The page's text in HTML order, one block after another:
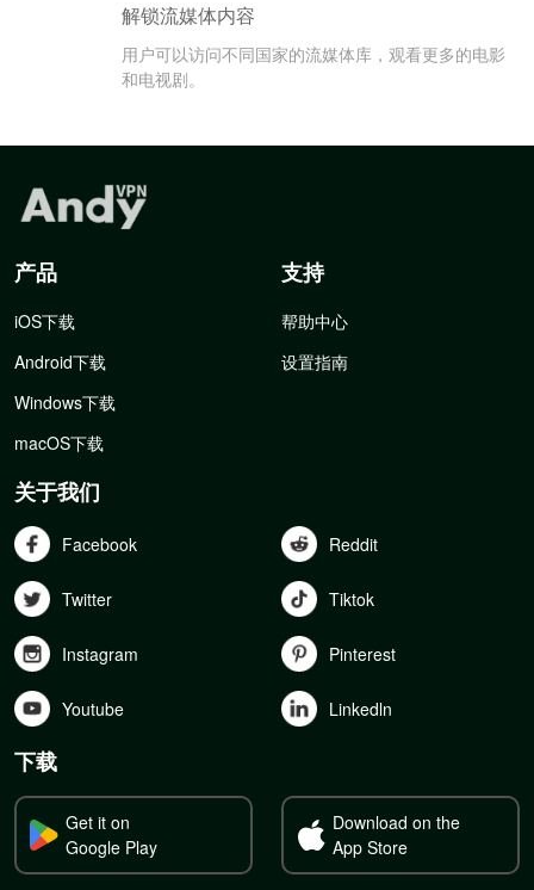
解锁流媒体内容
用户可以访问不同国家的流媒体库，观看更多的电影
和电视剧。
产品
iOS下载
Android下载
Windows下载
macOS下载
支持
帮助中心
设置指南
关于我们
Facebook Reddit
Twitter Tiktok
Instagram Pinterest
Youtube Linkedln
下载
Get it on
Google Play
Download on the
App Store